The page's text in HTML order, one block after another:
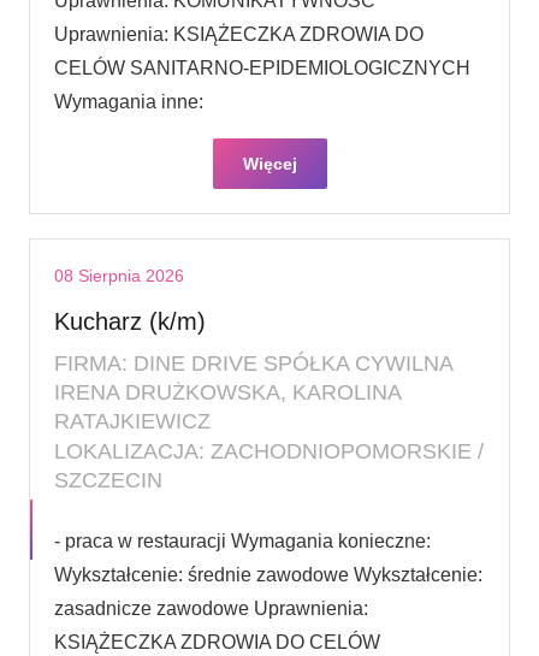
Uprawnienia: KSIĄŻECZKA ZDROWIA DO
CELÓW SANITARNO-EPIDEMIOLOGICZNYCH
Wymagania inne:
Więcej
08 Sierpnia 2026
Kucharz (k/m)
FIRMA: DINE DRIVE SPÓŁKA CYWILNA
IRENA DRUŻKOWSKA, KAROLINA
RATAJKIEWICZ
LOKALIZACJA: ZACHODNIOPOMORSKIE /
SZCZECIN
- praca w restauracji Wymagania konieczne:
Wykształcenie: średnie zawodowe Wykształcenie:
zasadnicze zawodowe Uprawnienia:
KSIĄŻECZKA ZDROWIA DO CELÓW